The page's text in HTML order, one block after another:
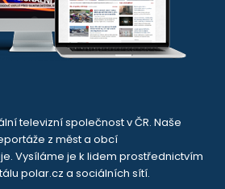
televizní společnost v ČR. Naše
z měst a obcí
Vysíláme je k lidem prostřednictvím
polar.cz a sociálních sítí.